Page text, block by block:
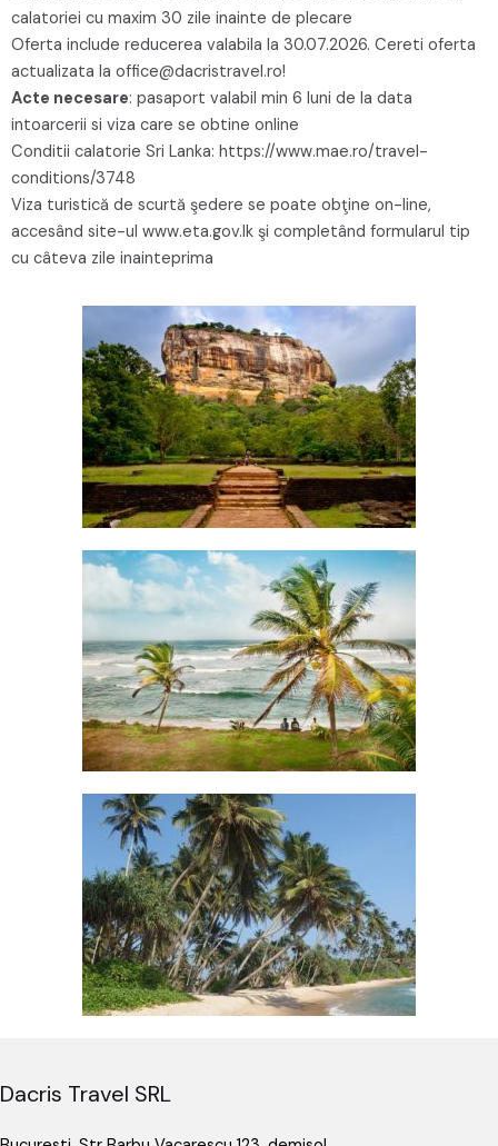
calatoriei cu maxim 30 zile inainte de plecare
Oferta include reducerea valabila la 30.07.2026. Cereti oferta
actualizata la office@dacristravel.ro!
Acte necesare: pasaport valabil min 6 luni de la data
intoarcerii si viza care se obtine online
Conditii calatorie Sri Lanka: https://www.mae.ro/travel-
conditions/3748
Viza turistică de scurtă şedere se poate obţine on-line,
accesând site-ul www.eta.gov.lk şi completând formularul tip
cu câteva zile inainteprima
Dacris Travel SRL